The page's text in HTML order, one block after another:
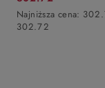
promocyjna:
Najniższa
cena
Najniższa cena:
302.72